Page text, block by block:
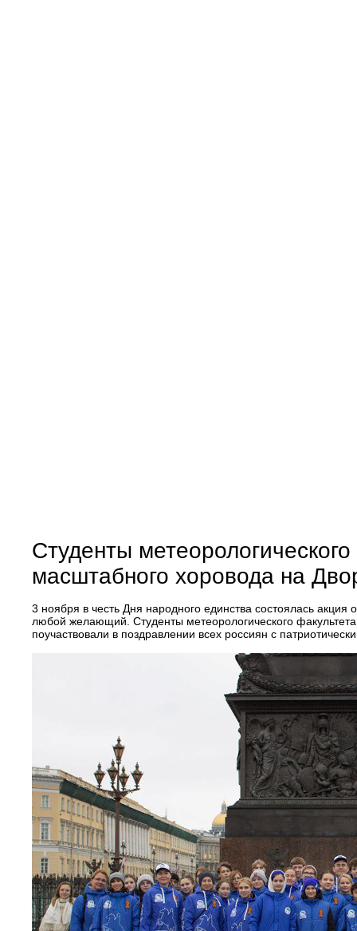
Студенты
масштабного хоровода на
3 ноября в честь Дня народного единства состоялась
любой желающий. Студенты метеорологического
поучаствовали в поздравлении всех россиян с